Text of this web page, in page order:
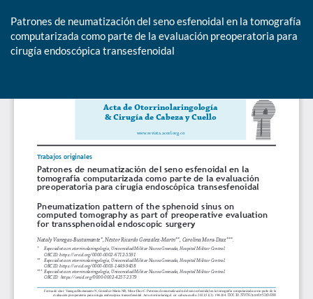
Patrones de neumatización del seno esfenoidal en la tomografía
computarizada como parte de la evaluación preoperatoria para
cirugía endoscópica transesfenoidal